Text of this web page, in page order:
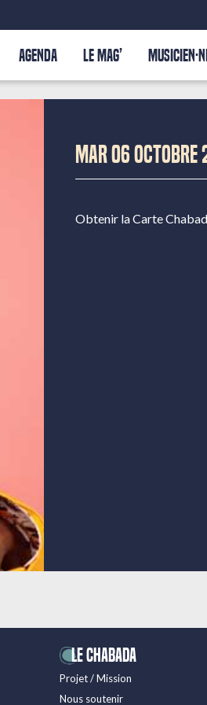
AGENDA LE MAG’
MAR 06
Obtenir la Carte
LE CHABADA
Projet / Mission
Nous soutenir